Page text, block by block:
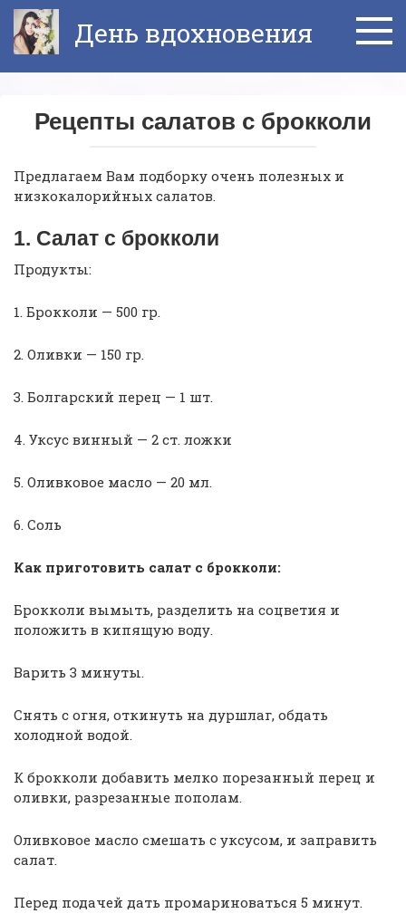
Перейти
контенту
День вдохновения
Рецепты салатов с брокколи
Предлагаем Вам подборку очень полезных и
низкокалорийных салатов.
1. Салат с брокколи
Продукты:
1. Брокколи — 500 гр.
2. Оливки — 150 гр.
3. Болгарский перец — 1 шт.
4. Уксус винный — 2 ст. ложки
5. Оливковое масло — 20 мл.
6. Соль
Как приготовить салат с брокколи:
Брокколи вымыть, разделить на соцветия и
положить в кипящую воду.
Варить 3 минуты.
Снять с огня, откинуть на дуршлаг, обдать
холодной водой.
К брокколи добавить мелко порезанный перец и
оливки, разрезанные пополам.
Оливковое масло смешать с уксусом, и заправить
салат.
Перед подачей дать промариноваться 5 минут.